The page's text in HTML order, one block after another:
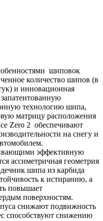
шиповок
количество шипов (в
и инновационная
технологию шипа,
матрицу расположения
Zero 2 обеспечивают
на снегу и
эффективную
ассиметричная геометрия
шипа из карбида
к истиранию, а
повышает
поверхностям.
снижают подвижность
способствуют снижению